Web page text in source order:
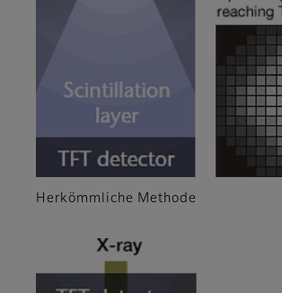
Herkömmliche Methode